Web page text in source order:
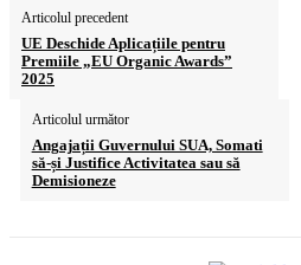
Articolul precedent
UE Deschide Aplicațiile pentru
Premiile „EU Organic Awards”
2025
Articolul următor
Angajații Guvernului SUA, Somati
să-și Justifice Activitatea sau să
Demisioneze